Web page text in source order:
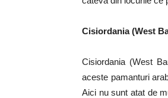
Cisiordania (West
Cisiordania (West
aceste pamanturi
Aici nu sunt atat de